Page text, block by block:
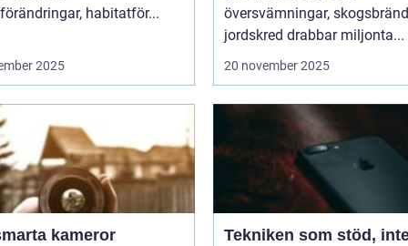
habitatför...
2025
översvämningar,
jordskred drabbar miljonta...
20 november 2025
kameror
Tekniken som stöd,